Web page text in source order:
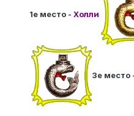
1е место - Холли
3е место